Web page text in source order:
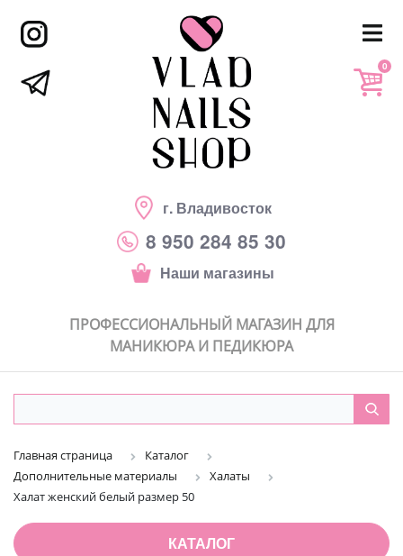
г. Владивосток
8 950 284 85 30
Наши магазины
0
ПРОФЕССИОНАЛЬНЫЙ МАГАЗИН ДЛЯ
МАНИКЮРА И ПЕДИКЮРА
Главная страница
Каталог
Дополнительные материалы
Халаты
Халат женский белый размер 50
КАТАЛОГ